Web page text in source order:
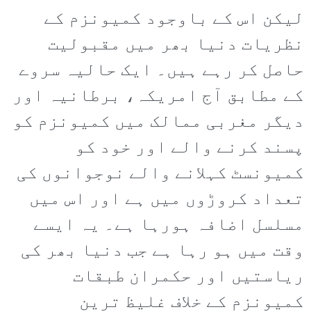
لیکن اس کے باوجود کمیونزم کے
نظریات دنیا بھر میں مقبولیت
حاصل کر رہے ہیں۔ ایک حالیہ سروے
کے مطابق آج امریکہ، برطانیہ اور
دیگر مغربی ممالک میں کمیونزم کو
پسند کرنے والے اور خود کو
کمیونسٹ کہلانے والے نوجوانوں کی
تعداد کروڑوں میں ہے اور اس میں
مسلسل اضافہ ہورہا ہے۔ یہ ایسے
وقت میں ہو رہا ہے جب دنیا بھر کی
ریاستیں اور حکمران طبقات
کمیونزم کے خلاف غلیظ ترین